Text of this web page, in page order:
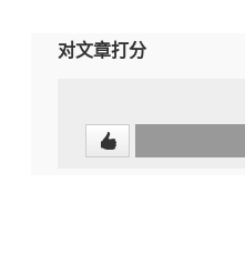
对文章打分